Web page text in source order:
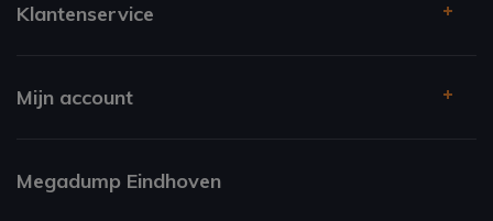
Klantenservice
Mijn account
Megadump Eindhoven